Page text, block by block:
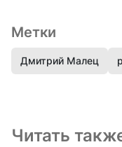
Метки
Дмитрий Малец
Читать